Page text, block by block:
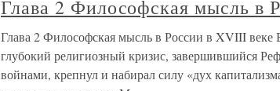
Глава 2 Философская мысль в
Глава 2 Философская мысль в России в XVIII
глубокий религиозный кризис, завершившийся
войнами, крепнул и набирал силу «дух